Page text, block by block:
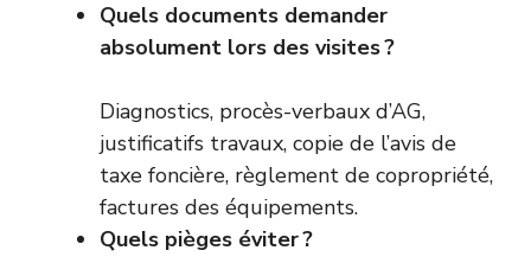
Quels documents demander
absolument lors des visites ?
Diagnostics, procès-verbaux d’AG,
justificatifs travaux, copie de l’avis de
taxe foncière, règlement de copropriété,
factures des équipements.
Quels pièges éviter ?